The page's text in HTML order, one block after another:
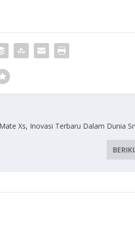
Xs, Inovasi Terbaru Dalam Dunia